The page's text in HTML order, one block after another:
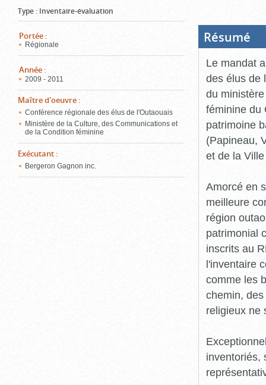
Type : Inventaire-évaluation
Portée :
Régionale
Année :
2009 - 2011
Maître d'oeuvre :
Conférence régionale des élus de l'Outaouais
Ministère de la Culture, des Communications et
de la Condition féminine
Exécutant :
Bergeron Gagnon inc.
Résumé
Le mandat
des élus de
du
féminine du
patrimoine
(Papineau,
et de la
Amorcé en
meilleure
région
patrimonial
inscrits au
l'inventaire
comme les
chemin,
religieux ne
inventoriés,